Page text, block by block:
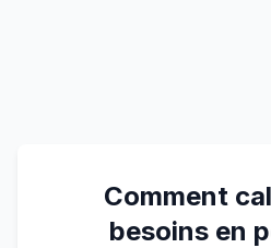
Comment
besoins en